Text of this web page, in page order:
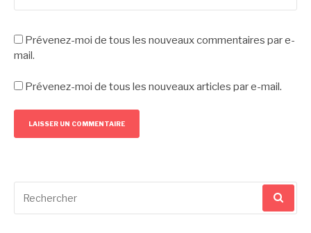
Prévenez-moi de tous les nouveaux commentaires par e-
mail.
Prévenez-moi de tous les nouveaux articles par e-mail.
pour